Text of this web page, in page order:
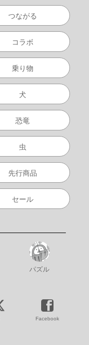
つながる
コラボ
乗り物
犬
恐竜
虫
先行商品
セール
パズル
Facebook